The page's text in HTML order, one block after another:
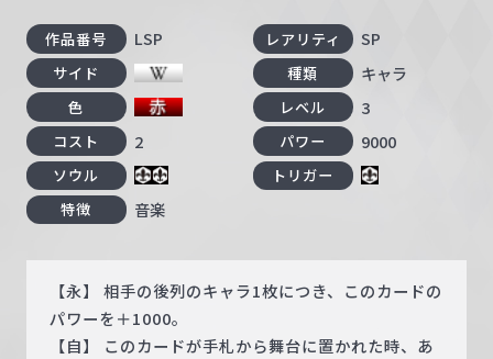
作品番号 LSP レアリティ SP
サイド 種類 キャラ
色 レベル 3
コスト 2 パワー 9000
ソウル
トリガー
特徴
音楽
【永】 相手の後列のキャラ1枚につき、このカードの
パワーを＋1000。
【自】 このカードが手札から舞台に置かれた時、あ